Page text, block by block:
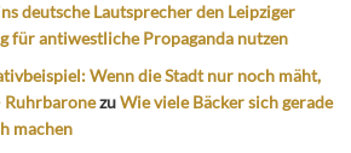
deutsche Lautsprecher den Leipziger
für antiwestliche Propaganda nutzen
Wenn die Stadt nur noch mäht,
RuhrbaronezuWie viele Bäcker sich gerade
machen